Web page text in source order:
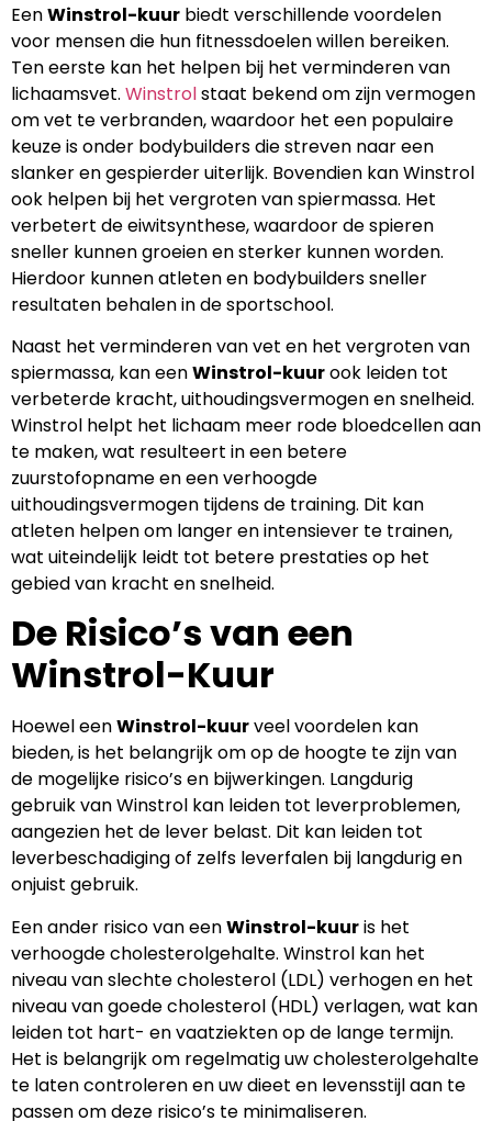
EenWinstrol-kuur biedt verschillende voordelen
voor mensen die hun fitnessdoelen willen bereiken.
Ten eerste kan het helpen bij het verminderen van
lichaamsvet. Winstrolstaat bekend om zijn vermogen
om vet te verbranden, waardoor het een populaire
keuze is onder bodybuilders die streven naar een
slanker en gespierder uiterlijk. Bovendien kan Winstrol
ook helpen bij het vergroten van spiermassa. Het
verbetert de eiwitsynthese, waardoor de spieren
sneller kunnen groeien en sterker kunnen worden.
Hierdoor kunnen atleten en bodybuilders sneller
resultaten behalen in de sportschool.
Naast het verminderen van vet en het vergroten van
spiermassa, kan eenWinstrol-kuurook leiden tot
verbeterde kracht, uithoudingsvermogen en snelheid.
Winstrol helpt het lichaam meer rode bloedcellen aan
te maken, wat resulteert in een betere
zuurstofopname en een verhoogde
uithoudingsvermogen tijdens de training. Dit kan
atleten helpen om langer en intensiever te trainen,
wat uiteindelijk leidt tot betere prestaties op het
gebied van kracht en snelheid.
De Risico’s van een
Winstrol-Kuur
Hoewel eenWinstrol-kuurveel voordelen kan
bieden, is het belangrijk om op de hoogte te zijn van
de mogelijke risico’s en bijwerkingen. Langdurig
gebruik van Winstrol kan leiden tot leverproblemen,
aangezien het de lever belast. Dit kan leiden tot
leverbeschadiging of zelfs leverfalen bij langdurig en
onjuist gebruik.
Een ander risico van eenWinstrol-kuuris het
verhoogde cholesterolgehalte. Winstrol kan het
niveau van slechte cholesterol (LDL) verhogen en het
niveau van goede cholesterol (HDL) verlagen, wat kan
leiden tot hart- en vaatziekten op de lange termijn.
Het is belangrijk om regelmatig uw cholesterolgehalte
te laten controleren en uw dieet en levensstijl aan te
passen om deze risico’s te minimaliseren.